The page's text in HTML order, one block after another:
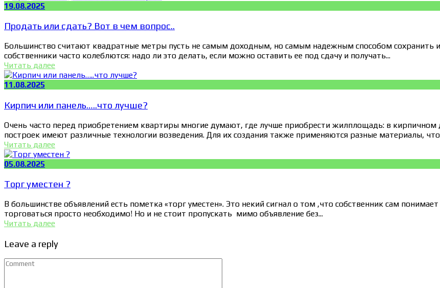
19.08.2025
Продать или сдать? Вот в чем вопрос..
Большинство считают квадратные метры пусть не самым доходным, но самым надежным способом сохранить
собственники часто колеблются: надо ли это делать, если можно оставить ее под сдачу и получать...
Читать далее
11.08.2025
Кирпич или панель…..что лучше?
Очень часто перед приобретением квартиры многие думают, где лучше приобрести жилплощадь: в кирпичном
построек имеют различные технологии возведения. Для их создания также применяются разные материалы,
Читать далее
05.08.2025
Торг уместен ?
В большинстве объявлений есть пометка «торг уместен». Это некий сигнал о том ,что собственник сам
торговаться просто необходимо! Но и не стоит пропускать мимо объявление без...
Читать далее
Leave a reply